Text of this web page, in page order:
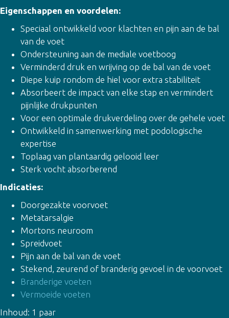
Eigenschappen en voordelen:
Speciaal ontwikkeld voor klachten en pijn aan de bal
van de voet
Ondersteuning aan de mediale voetboog
Verminderd druk en wrijving op de bal van de voet
Diepe kuip rondom de hiel voor extra stabiliteit
Absorbeert de impact van elke stap en vermindert
pijnlijke drukpunten
Voor een optimale drukverdeling over de gehele voet
Ontwikkeld in samenwerking met podologische
expertise
Toplaag van plantaardig gelooid leer
Sterk vocht absorberend
Indicaties:
Doorgezakte voorvoet
Metatarsalgie
Mortons neuroom
Spreidvoet
Pijn aan de bal van de voet
Stekend, zeurend of branderig gevoel in de voorvoet
Branderige voeten
Vermoeide voeten
Inhoud: 1 paar